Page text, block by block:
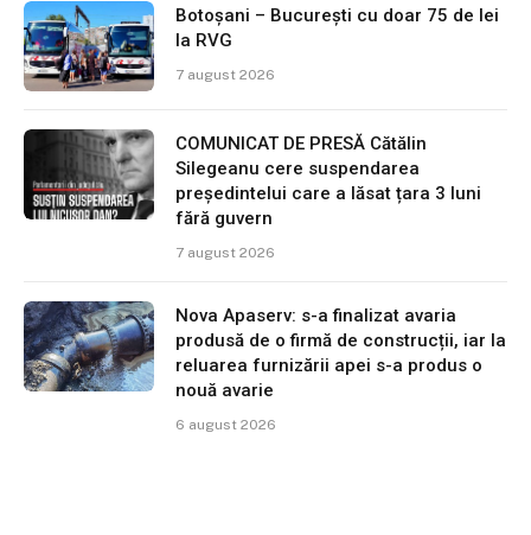
Botoșani – București cu doar 75 de lei
la RVG
7 august 2026
COMUNICAT DE PRESĂ Cătălin
Silegeanu cere suspendarea
președintelui care a lăsat țara 3 luni
fără guvern
7 august 2026
Nova Apaserv: s-a finalizat avaria
produsă de o firmă de construcții, iar la
reluarea furnizării apei s-a produs o
nouă avarie
6 august 2026